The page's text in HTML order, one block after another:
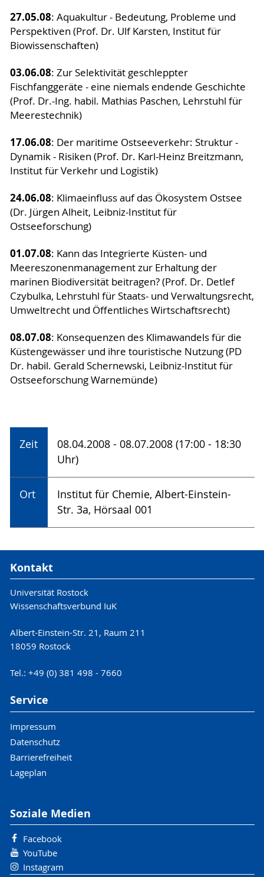
27.05.08: Aquakultur - Bedeutung, Probleme und
Perspektiven (Prof. Dr. Ulf Karsten, Institut für
Biowissenschaften)
03.06.08: Zur Selektivität geschleppter
Fischfanggeräte - eine niemals endende Geschichte
(Prof. Dr.-Ing. habil. Mathias Paschen, Lehrstuhl für
Meerestechnik)
17.06.08: Der maritime Ostseeverkehr: Struktur -
Dynamik - Risiken (Prof. Dr. Karl-Heinz Breitzmann,
Institut für Verkehr und Logistik)
24.06.08: Klimaeinfluss auf das Ökosystem Ostsee
(Dr. Jürgen Alheit, Leibniz-Institut für
Ostseeforschung)
01.07.08: Kann das Integrierte Küsten- und
Meereszonenmanagement zur Erhaltung der
marinen Biodiversität beitragen? (Prof. Dr. Detlef
Czybulka, Lehrstuhl für Staats- und Verwaltungsrecht,
Umweltrecht und Öffentliches Wirtschaftsrecht)
08.07.08: Konsequenzen des Klimawandels für die
Küstengewässer und ihre touristische Nutzung (PD
Dr. habil. Gerald Schernewski, Leibniz-Institut für
Ostseeforschung Warnemünde)
Zeit
08.04.2008 - 08.07.2008 (17:00 - 18:30
Uhr)
Ort
Institut für Chemie, Albert-Einstein-
Str. 3a, Hörsaal 001
Kontakt
Universität Rostock
Wissenschaftsverbund IuK
Albert-Einstein-Str. 21, Raum 211
18059 Rostock
Tel.: +49 (0) 381 498 - 7660
Service
Impressum
Datenschutz
Barrierefreiheit
Lageplan
Soziale Medien
Facebook
YouTube
Instagram